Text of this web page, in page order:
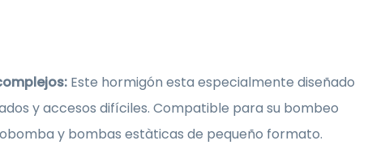
Este hormigón esta especialmente diseñado
y accesos difíciles. Compatible para su bombeo
y bombas estàticas de pequeño formato.